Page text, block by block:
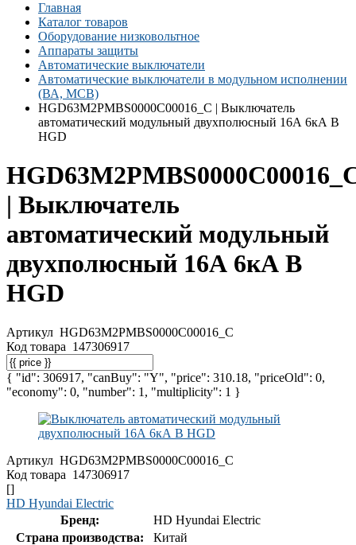
Главная
Каталог товаров
Оборудование низковольтное
Аппараты защиты
Автоматические выключатели
Автоматические выключатели в модульном исполнении
(ВА, MCB)
HGD63M2PMBS0000C00016_C | Выключатель
автоматический модульный двухполюсный 16А 6кА В
HGD
| Выключатель
автоматический модульный
двухполюсный 16А 6кА В
HGD
Артикул HGD63M2PMBS0000C00016_C
Код товара 147306917
{ "id": 306917, "canBuy": "Y", "price": 310.18, "priceOld": 0,
"economy": 0, "number": 1, "multiplicity": 1 }
Артикул HGD63M2PMBS0000C00016_C
Код товара 147306917
[]
HD Hyundai Electric
Бренд:
HD Hyundai Electric
Страна производства:
Китай